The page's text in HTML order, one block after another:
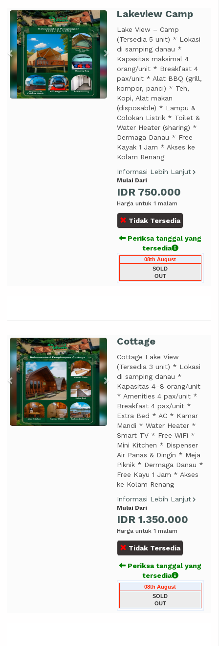
Previous NextLakeview Camp
Lake View – Camp
(Tersedia 5 unit) * Lokasi
di samping danau *
Kapasitas maksimal 4
orang/unit * Breakfast 4
pax/unit * Alat BBQ (grill,
kompor, panci) * Teh,
Kopi, Alat makan
(disposable) * Lampu &
Colokan Listrik * Toilet &
Water Heater (sharing) *
Dermaga Danau * Free
Kayak 1 Jam * Akses ke
Kolam Renang
Informasi Lebih Lanjut
Mulai Dari
IDR 750.000
Harga untuk 1 malam
Tidak Tersedia
Periksa tanggal yang
tersedia
08th August
SOLD
OUT
Previous NextCottage
Cottage Lake View
(Tersedia 3 unit) * Lokasi
di samping danau *
Kapasitas 4–8 orang/unit
* Amenities 4 pax/unit *
Breakfast 4 pax/unit *
Extra Bed * AC * Kamar
Mandi * Water Heater *
Smart TV * Free WiFi *
Mini Kitchen * Dispenser
Air Panas & Dingin * Meja
Piknik * Dermaga Danau *
Free Kayu 1 Jam * Akses
ke Kolam Renang
Informasi Lebih Lanjut
Mulai Dari
IDR 1.350.000
Harga untuk 1 malam
Tidak Tersedia
Periksa tanggal yang
tersedia
08th August
SOLD
OUT